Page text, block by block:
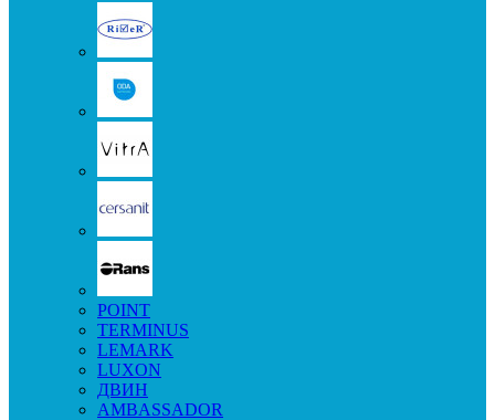
POINT
TERMINUS
LEMARK
LUXON
ДВИН
AMBASSADOR